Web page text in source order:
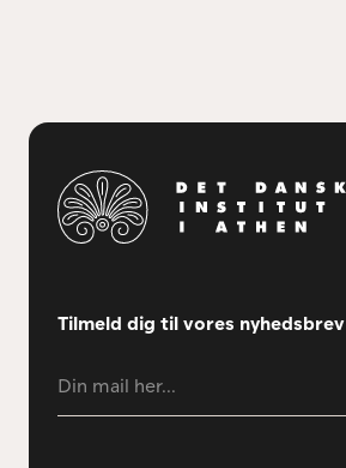
Tilmeld dig til vores nyhedsbrev